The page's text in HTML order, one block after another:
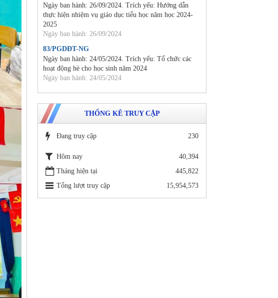
Ngày ban hành: 26/09/2024. Trích yếu: Hướng dẫn
thực hiện nhiệm vụ giáo dục tiểu học năm học 2024-
2025
Ngày ban hành: 26/09/2024
83/PGDĐT-NG
Ngày ban hành: 24/05/2024. Trích yếu: Tổ chức các
hoạt động hè cho học sinh năm 2024
Ngày ban hành: 24/05/2024
THỐNG KÊ TRUY CẬP
Đang truy cập 230
Hôm nay
40,394
Tháng hiện tại
445,822
Tổng lượt truy cập
15,954,573